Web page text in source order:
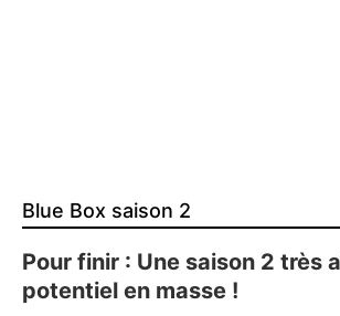
Blue Box saison 2
Pour finir : Une saison 2 très
potentiel en masse !